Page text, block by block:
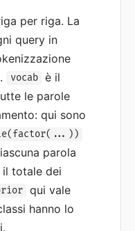
per riga. La
query in
vocab è il
le parole
qui sono
parola
il totale dei
qui vale
hanno lo